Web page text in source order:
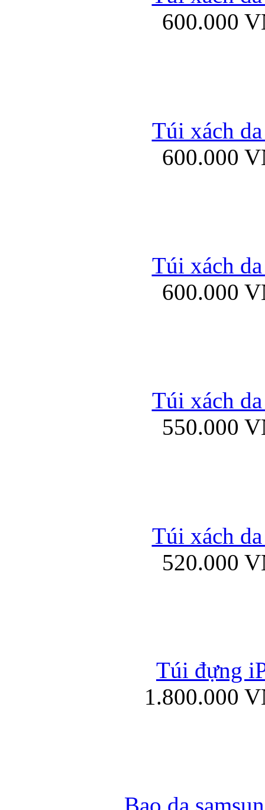
Bao da iPhone 5
Bao da iPad
Túi xách da
600.000
Túi xách
600.000
Túi xách
600.000
Túi xách
550.000
Túi xách
520.000
Túi đựng
1.800.000